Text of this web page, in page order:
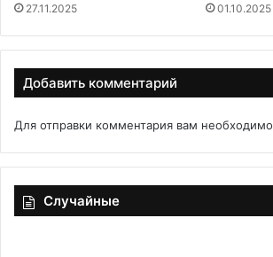
27.11.2025 01.10.2025
Добавить комментарий
Для отправки комментария вам необходимо
Случайные